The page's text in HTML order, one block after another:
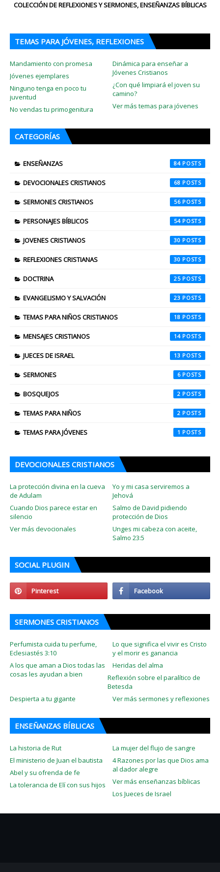
COLECCIÓN DE REFLEXIONES Y SERMONES, ENSEÑANZAS BÍBLICAS
TEMAS PARA JÓVENES, REFLEXIONES
Mandamiento con promesa
Dinámica para enseñar a
Jóvenes Cristianos
Jóvenes ejemplares
¿Con qué limpiará el joven su
camino?
Ninguno tenga en poco tu
juventud
Ver más temas para jóvenes
No vendas tu primogenitura
CATEGORÍAS
ENSEÑANZAS 84
DEVOCIONALES CRISTIANOS 68
SERMONES CRISTIANOS 56
PERSONAJES BÍBLICOS 54
JOVENES CRISTIANOS 30
REFLEXIONES CRISTIANAS 30
DOCTRINA 25
EVANGELISMO Y SALVACIÓN 23
TEMAS PARA NIÑOS CRISTIANOS 18
MENSAJES CRISTIANOS 14
JUECES DE ISRAEL 13
SERMONES 6
BOSQUEJOS 2
TEMAS PARA NIÑOS 2
TEMAS PARA JÓVENES 1
DEVOCIONALES CRISTIANOS
La protección divina en la cueva
de Adulam
Yo y mi casa serviremos a
Jehová
Cuando Dios parece estar en
silencio
Salmo de David pidiendo
protección de Dios
Ver más devocionales
Unges mi cabeza con aceite,
Salmo 23:5
SOCIAL PLUGIN
SERMONES CRISTIANOS
Perfumista cuida tu perfume,
Eclesiastés 3:10
Lo que significa el vivir es Cristo
y el morir es ganancia
A los que aman a Dios todas las
cosas les ayudan a bien
Heridas del alma
Reflexión sobre el paralítico de
Betesda
Ver más sermones y reflexiones
Despierta a tu gigante
ENSEÑANZAS BÍBLICAS
La historia de Rut
La mujer del flujo de sangre
El ministerio de Juan el bautista
4 Razones por las que Dios ama
al dador alegre
Abel y su ofrenda de fe
Ver más enseñanzas bíblicas
La tolerancia de Elí con sus hijos
Los Jueces de Israel